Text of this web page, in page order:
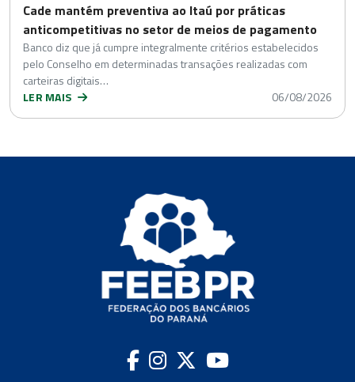
Cade mantém preventiva ao Itaú por práticas
anticompetitivas no setor de meios de pagamento
Banco diz que já cumpre integralmente critérios estabelecidos
pelo Conselho em determinadas transações realizadas com
carteiras digitais…
LER MAIS
06/08/2026